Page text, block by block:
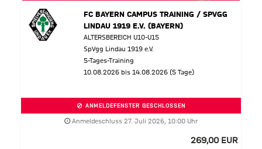
FC BAYERN CAMPUS TRAINING / SPVGG
LINDAU 1919 E.V. (BAYERN)
ALTERSBEREICH U10-U15
SpVgg Lindau 1919 e.V.
5-Tages-Training
10.08.2026 bis 14.08.2026 (5 Tage)
ANMELDEFENSTER GESCHLOSSEN
Anmeldeschluss 27. Juli 2026, 10:00 Uhr
269,00 EUR